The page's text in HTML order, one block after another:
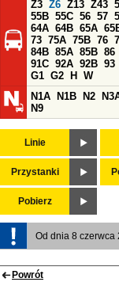
Z3 Z6 Z13 Z43
55B 55C 56 57
64A 64B 65A
73 75A 75B 76
84B 85A 85B 86
91C 92A 92B 93
G1 G2 H
W
N1A
N1B N2
N9
Linie
Przystanki
Pobierz
Od dnia 8 czerwca
Powrót